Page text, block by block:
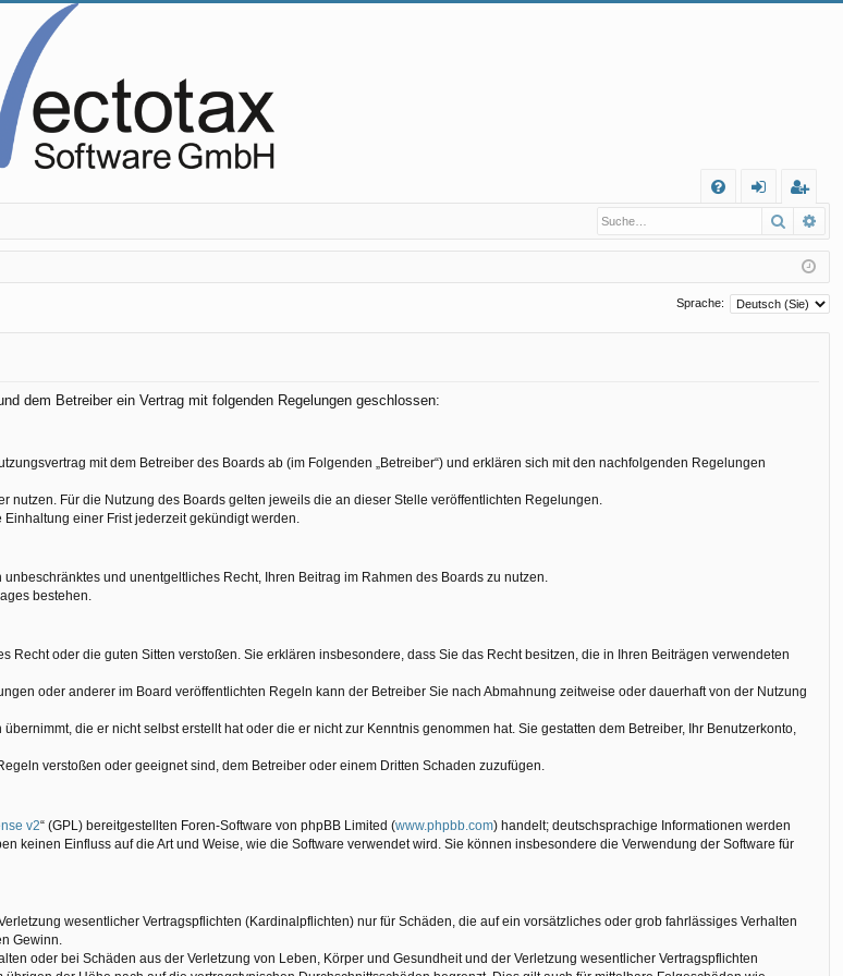
Q
m
el
eg
ist
rie
Suche
Sprache:
dem Betreiber ein Vertrag mit folgenden Regelungen geschlossen:
mit dem Betreiber des Boards ab (im Folgenden „Betreiber“) und erklären sich mit den nachfolgenden Regelungen
Für die Nutzung des Boards gelten jeweils die an dieser Stelle veröffentlichten Regelungen.
einer Frist jederzeit gekündigt werden.
und unentgeltliches Recht, Ihren Beitrag im Rahmen des Boards zu nutzen.
bestehen.
oder die guten Sitten verstoßen. Sie erklären insbesondere, dass Sie das Recht besitzen, die in Ihren Beiträgen verwendeten
oder anderer im Board veröffentlichten Regeln kann der Betreiber Sie nach Abmahnung zeitweise oder dauerhaft von der Nutzung
die er nicht selbst erstellt hat oder die er nicht zur Kenntnis genommen hat. Sie gestatten dem Betreiber, Ihr Benutzerkonto,
verstoßen oder geeignet sind, dem Betreiber oder einem Dritten Schaden zuzufügen.
v2“ (GPL) bereitgestellten Foren-Software von phpBB Limited (www.phpbb.com) handelt; deutschsprachige Informationen werden
keinen Einfluss auf die Art und Weise, wie die Software verwendet wird. Sie können insbesondere die Verwendung der Software für
wesentlicher Vertragspflichten (Kardinalpflichten) nur für Schäden, die auf ein vorsätzliches oder grob fahrlässiges Verhalten
Gewinn.
oder bei Schäden aus der Verletzung von Leben, Körper und Gesundheit und der Verletzung wesentlicher Vertragspflichten